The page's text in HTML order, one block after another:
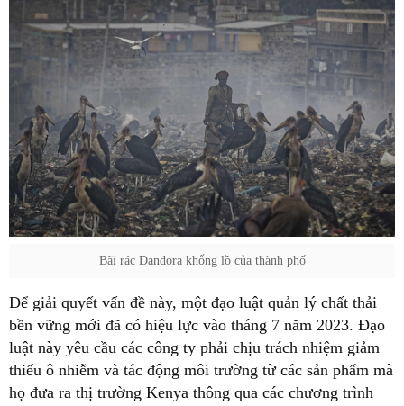
Bãi rác Dandora khổng lồ của thành phố
Để giải quyết vấn đề này, một đạo luật quản lý chất thải
bền vững mới đã có hiệu lực vào tháng 7 năm 2023. Đạo
luật này yêu cầu các công ty phải chịu trách nhiệm giảm
thiểu ô nhiễm và tác động môi trường từ các sản phẩm mà
họ đưa ra thị trường Kenya thông qua các chương trình